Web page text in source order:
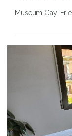
Museum Gay-